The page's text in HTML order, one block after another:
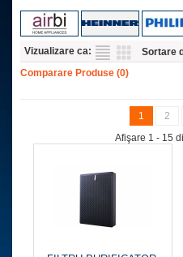
Vizualizare ca: Sortare
Comparare Produse (0)
1 2
Afişare 1 - 15